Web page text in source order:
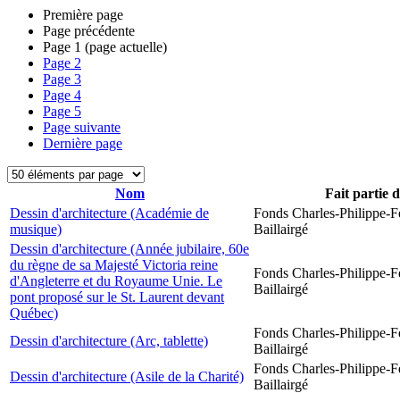
Première page
Page précédente
Page 1 (page actuelle)
Page 2
Page 3
Page 4
Page 5
Page suivante
Dernière page
Nom
Fait partie
Dessin d'architecture (Académie de
musique)
Fonds Charles-Philippe-
Baillairgé
Dessin d'architecture (Année jubilaire, 60e
du règne de sa Majesté Victoria reine
d'Angleterre et du Royaume Unie. Le
pont proposé sur le St. Laurent devant
Québec)
Fonds Charles-Philippe-
Baillairgé
Dessin d'architecture (Arc, tablette)
Fonds Charles-Philippe-
Baillairgé
Dessin d'architecture (Asile de la Charité)
Fonds Charles-Philippe-
Baillairgé